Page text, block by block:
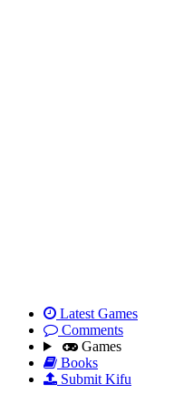
Latest Games
Comments
Games
Books
Submit Kifu